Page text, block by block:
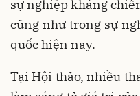
sự nghiệp kháng
cũng như trong sự
quốc hiện nay.
Tại Hội thảo, nhiều